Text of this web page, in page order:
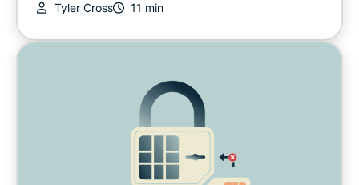
Tyler Cross 11 min